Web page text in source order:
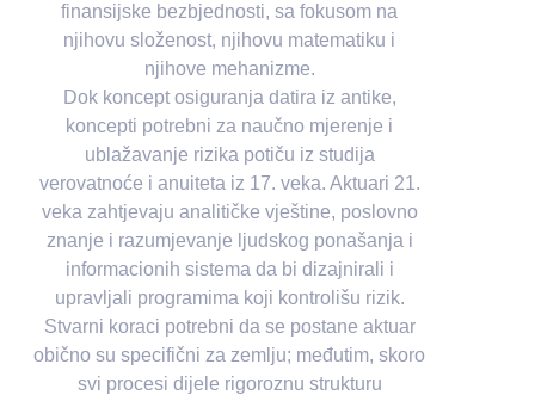
finansijske bezbjednosti, sa fokusom na
njihovu složenost, njihovu matematiku i
njihove mehanizme.
Dok koncept osiguranja datira iz antike,
koncepti potrebni za naučno mjerenje i
ublažavanje rizika potiču iz studija
verovatnoće i anuiteta iz 17. veka. Aktuari 21.
veka zahtjevaju analitičke vještine, poslovno
znanje i razumjevanje ljudskog ponašanja i
informacionih sistema da bi dizajnirali i
upravljali programima koji kontrolišu rizik.
Stvarni koraci potrebni da se postane aktuar
obično su specifični za zemlju; međutim, skoro
svi procesi dijele rigoroznu strukturu